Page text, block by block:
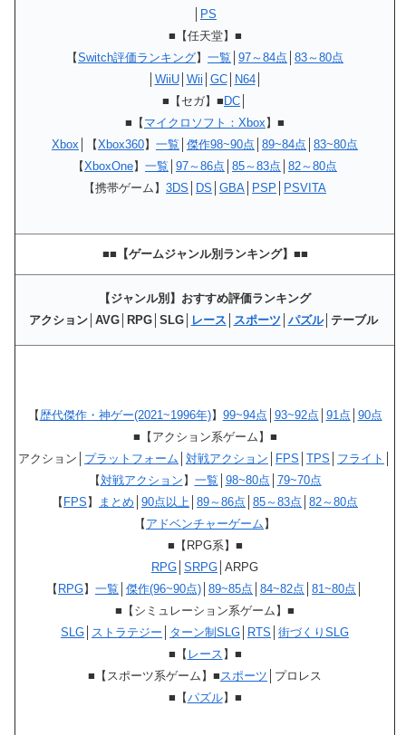
PS
■【任天堂】■
【Switch評価ランキング】 一覧 97～84点 83～80点
WiiU│ Wii GC│ N64│
■【セガ】■ DC
■【 マイクロソフト：Xbox 】■
Xbox │【Xbox360】 一覧 傑作98~90点 89~84点 83~80点
【XboxOne】 一覧 97～86点 85～83点 82～80点
【携帯ゲーム】 3DS DS GBA PSP PSVITA
■■【ゲームジャンル別ランキング】■■
【ジャンル別】おすすめ評価ランキング
アクション│AVG│RPG│SLG│
レース スポーツ パズル│テーブル
【歴代傑作・神ゲー(2021~1996年)】 99~94点 93~92点 91点 90点
■【アクション系ゲーム】■
アクション│ プラットフォーム 対戦アクション FPS TPS フライト
【対戦アクション 】 一覧 98~80点 79~70点
【 FPS 】 まとめ 90点以上 89～86点 85～83点 82～80点
【 アドベンチャーゲーム 】
■【RPG系】■
RPG SRPG │ARPG
【 RPG】 一覧 傑作(96~90点) 89~85点 84~82点 81~80点
■【シミュレーション系ゲーム】■
SLG ストラテジー ターン制SLG RTS 街づくりSLG
■【 レース 】■
■【スポーツ系ゲーム】■スポーツ │プロレス
■【パズル】■